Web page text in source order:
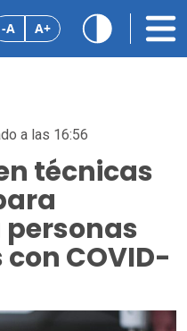
-A A+
a las 16:56
técnicas
COVID-